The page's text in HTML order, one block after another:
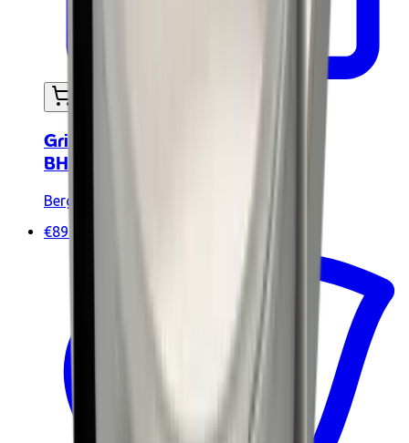
Grillpan 28cm - LEO RECYCLED
BH3950436
BergHoff
€89.90